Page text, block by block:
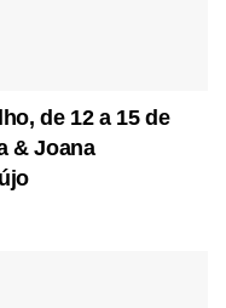
de 12 a 15 de
& Joana